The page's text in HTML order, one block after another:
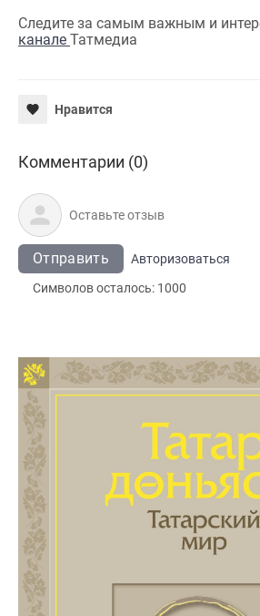
Следите за самым важным и
канале Татмедиа
Нравится
Комментарии (0)
Отправить
Авторизоваться
Символов осталось: 1000